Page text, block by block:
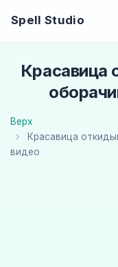
Spell Studio
Красавица
Верх
Красавица
видео